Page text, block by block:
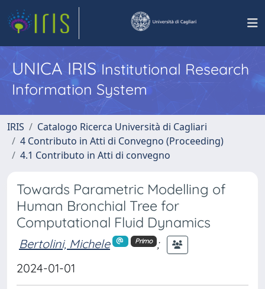
UNICA IRISInstitutional Research
Information System
IRIS
Catalogo Ricerca Università di Cagliari
4 Contributo in Atti di Convegno (Proceeding)
4.1 Contributo in Atti di convegno
Towards Parametric Modelling of
Human Bronchial Tree for
Computational Fluid Dynamics
Bertolini, Michele Primo
;
2024-01-01